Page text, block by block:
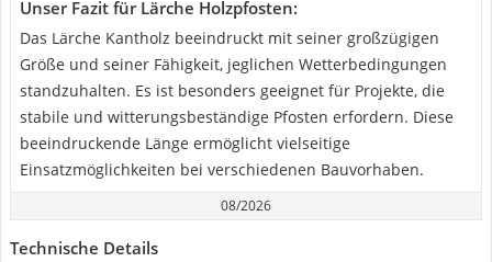
Unser Fazit für Lärche Holzpfosten:
Das Lärche Kantholz beeindruckt mit seiner großzügigen
Größe und seiner Fähigkeit, jeglichen Wetterbedingungen
standzuhalten. Es ist besonders geeignet für Projekte, die
stabile und witterungsbeständige Pfosten erfordern. Diese
beeindruckende Länge ermöglicht vielseitige
Einsatzmöglichkeiten bei verschiedenen Bauvorhaben.
08/2026
Technische Details